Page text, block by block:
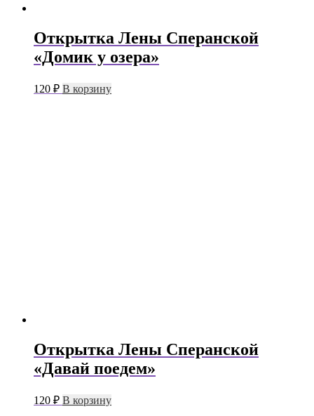
Открытка Лены Сперанской
«Домик у озера»
120 ₽ В корзину
Открытка Лены Сперанской
«Давай поедем»
120 ₽ В корзину